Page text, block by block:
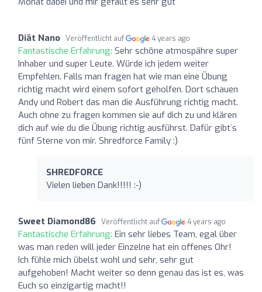
Diät Nano Veröffentlicht auf 4 years ago
Fantastische Erfahrung: Sehr schöne atmospähre super
Inhaber und super Leute. Würde ich jedem weiter
Empfehlen. Falls man fragen hat wie man eine Übung
richtig macht wird einem sofort geholfen. Dort schauen
Andy und Robert das man die Ausführung richtig macht.
Auch ohne zu fragen kommen sie auf dich zu und klären
dich auf wie du die Übung richtig ausführst. Dafür gibt´s
fünf Sterne von mir. Shredforce Family :)
SHREDFORCE
Vielen lieben Dank!!!!! :-)
Sweet Diamond86 Veröffentlicht auf 4 years ago
Fantastische Erfahrung: Ein sehr liebes Team, egal über
was man reden will jeder Einzelne hat ein offenes Ohr!
Ich fühle mich übelst wohl und sehr, sehr gut
aufgehoben! Macht weiter so denn genau das ist es, was
Euch so einzigartig macht!!